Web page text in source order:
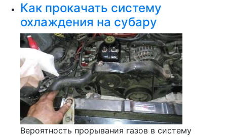
Как прокачать систему
охлаждения на субару
Вероятность прорывания газов в систему